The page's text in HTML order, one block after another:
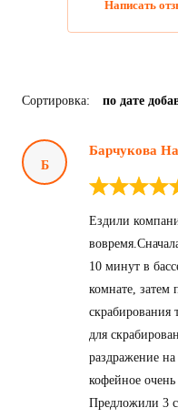
Написать
Сортировка: по дате
Б
Барчукова
Ездили
10 минут в
комнате, затем
скрабирования
для
раздражение
кофейное очень
Предложили 3